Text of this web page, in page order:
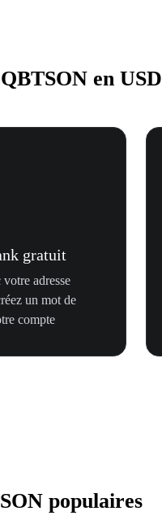
en USD
gratuit
adresse
un mot de
compte
populaires